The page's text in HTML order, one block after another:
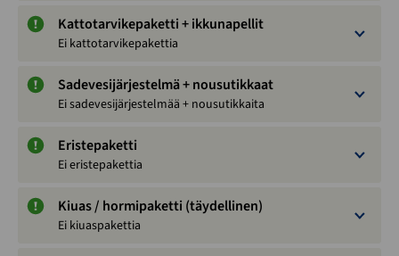
Kattotarvikepaketti + ikkunapellit
Ei kattotarvikepakettia
Sadevesijärjestelmä + nousutikkaat
Ei sadevesijärjestelmää + nousutikkaita
Eristepaketti
Ei eristepakettia
Kiuas / hormipaketti (täydellinen)
Ei kiuaspakettia